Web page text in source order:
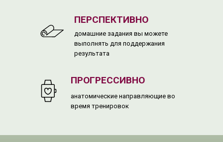
анатомические направляющие во
время тренировок
ПРОГРЕССИВНО
ПЕРСПЕКТИВНО
домашние задания вы можете
выполнять для поддержания
результата